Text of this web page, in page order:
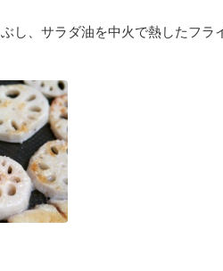
し、サラダ油を中火で熱したフ